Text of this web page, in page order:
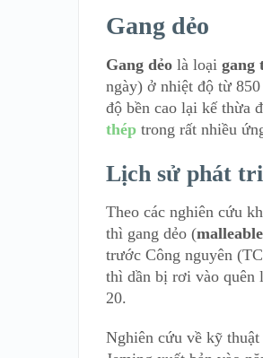
Gang dẻo
Gang dẻo là loại gang
ngày) ở nhiệt độ từ
độ bền cao lại kế thừa
thép trong rất nhiều
Lịch sử phát
Theo các nghiên cứu
thì gang dẻo (
trước Công nguyên
thì dần bị rơi vào quên
20.
Nghiên cứu về kỹ thuật